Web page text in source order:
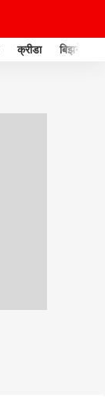
क्रीडा बिझनेस